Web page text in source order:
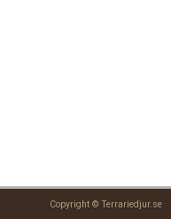
Copyright © Terrariedjur.se